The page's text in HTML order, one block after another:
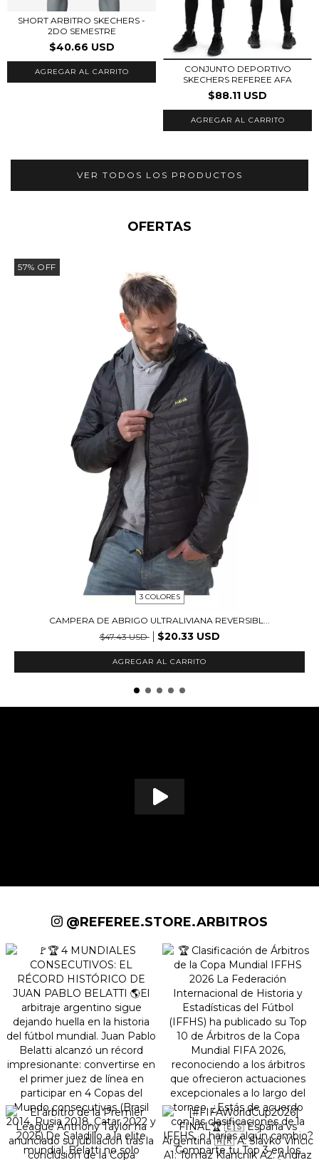
SHORT ARBITRO SKECHERS -
2DO SEMESTRE
$40.66 USD
AGREGAR AL CARRITO
CONJUNTO DEPORTIVO
SKECHERS REFEREE AFA
$88.11 USD
AGREGAR AL CARRITO
VER TODOS LOS PRODUCTOS
OFERTAS
57% OFF
3 COLORES
CAMPERA DE ABRIGO ULTRALIVIANA REVERSIBL...
$47.43 USD
$20.33 USD
AGREGAR AL CARRITO
@REFEREE.STORE.ARBITROS